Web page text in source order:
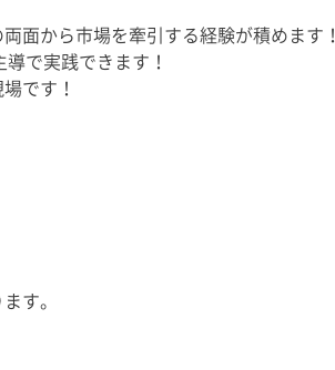
面から市場を牽引する経験が積めます！
で実践できます！
です！
す。